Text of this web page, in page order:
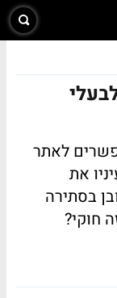
לאתר
את
בסתירה
חוקי?